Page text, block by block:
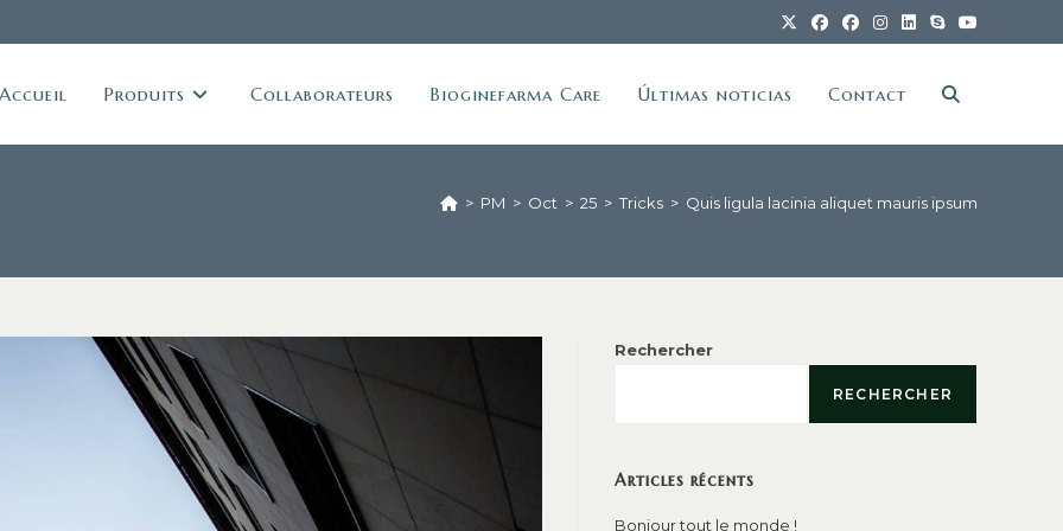
Accueil Produits Collaborateurs Bioginefarma Care Últimas noticias Contact Toggle
> PM > Oct > 25 > Tricks > Quis ligula lacinia aliquet mauris ipsum
Rechercher
RECHERCHER
Articles récents
Bonjour tout le monde !